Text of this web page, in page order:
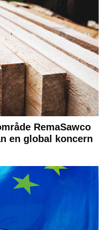
RemaSawco
en global koncern